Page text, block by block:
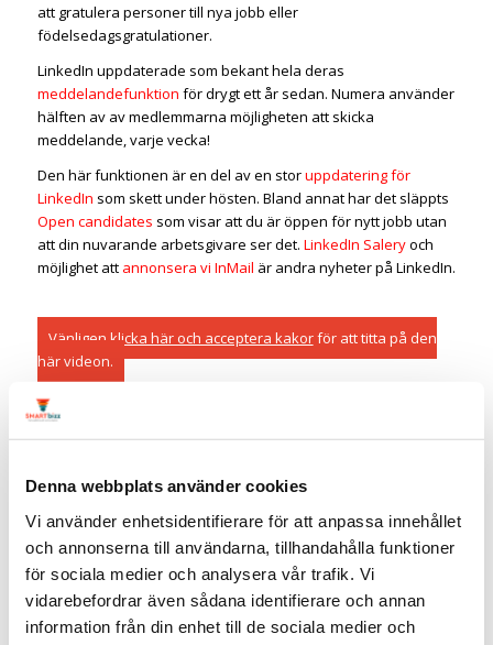
Denna webbplats använder cookies
Vi använder enhetsidentifierare för att anpassa innehållet
och annonserna till användarna, tillhandahålla funktioner
för sociala medier och analysera vår trafik. Vi
vidarebefordrar även sådana identifierare och annan
information från din enhet till de sociala medier och
att gratulera personer till nya jobb eller
födelsedagsgratulationer.
LinkedIn uppdaterade som bekant hela deras
meddelandefunktion för drygt ett år sedan. Numera använder
hälften av av medlemmarna möjligheten att skicka
meddelande, varje vecka!
Den här funktionen är en del av en storuppdatering för
LinkedIn som skett under hösten. Bland annat har det släppts
Open candidates som visar att du är öppen för nytt jobb utan
att din nuvarande arbetsgivare ser det. LinkedIn Saleryoch
möjlighet att annonsera vi InMail är andra nyheter på LinkedIn.
Vänligen klicka här och acceptera kakorför att titta på den
här videon.
nyheter?
Linda Björck <<–Connecta gärna med mig
Social media manager
LinkedIn-expert